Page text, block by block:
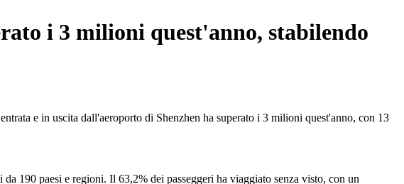
i 3 milioni quest'anno, stabilendo
e in uscita dall'aeroporto di Shenzhen ha superato i 3 milioni quest'anno, con 13
190 paesi e regioni. Il 63,2% dei passeggeri ha viaggiato senza visto, con un